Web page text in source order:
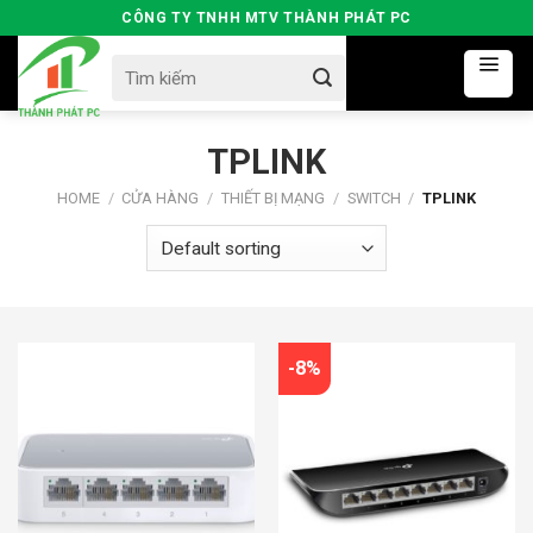
to
content
CÔNG TY TNHH MTV THÀNH PHÁT PC
for:
TPLINK
HOME / CỬA HÀNG / THIẾT BỊ MẠNG / SWITCH / TPLINK
250000đ
-8%
590000đ